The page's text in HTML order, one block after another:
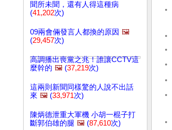
聞所未聞，還有人得這種病
(41,202次)
09兩會倆發言人都換的原因 🖼️
(29,457次)
高調播出喪黨之兆！誰讓CCTV這
麼幹的 🖼️ (37,219次)
這兩則新聞同樣驚的人說不出話
來 🖼️ (33,971次)
陳炳德泄重大軍機 小胡一棍子打
斷郭伯雄的腿 🖼️ (87,610次)